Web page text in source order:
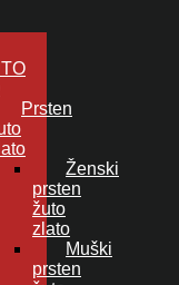
Prsten
Ženski
prsten
žuto
zlato
Muški
prsten